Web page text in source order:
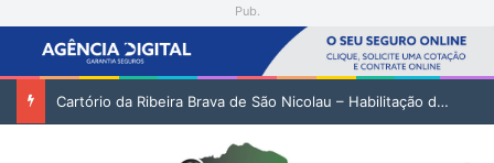
Pub.
Cartório da Ribeira Brava de São Nicolau – Habilitação de Herdeiros de Maria José de Monte Firmino (1. pub)